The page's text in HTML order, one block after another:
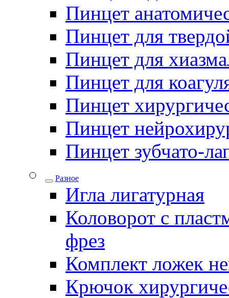
Пинцет
Пинцет для
Пинцет для
Пинцет для
Пинцет
Пинцет
Пинцет зубчато-
Разное
Игла лигатурная
Коловорот с
фрез
Комплект ложек
Крючок